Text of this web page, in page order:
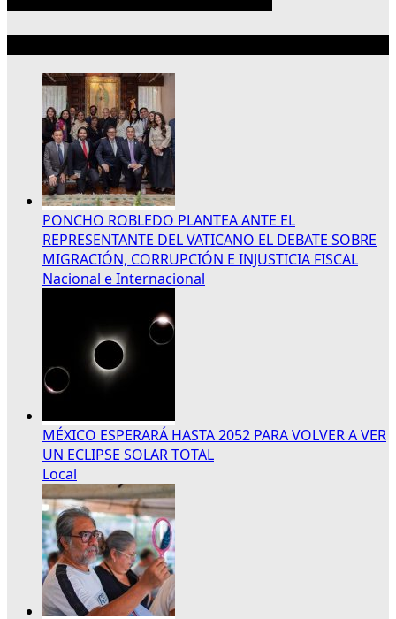
PONCHO ROBLEDO PLANTEA ANTE EL
REPRESENTANTE DEL VATICANO EL DEBATE SOBRE
MIGRACIÓN, CORRUPCIÓN E INJUSTICIA FISCAL
Nacional e Internacional
MÉXICO ESPERARÁ HASTA 2052 PARA VOLVER A VER
UN ECLIPSE SOLAR TOTAL
Local